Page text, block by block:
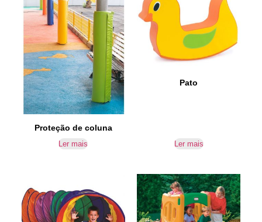
Proteção de coluna
Ler mais
Pato
Ler mais